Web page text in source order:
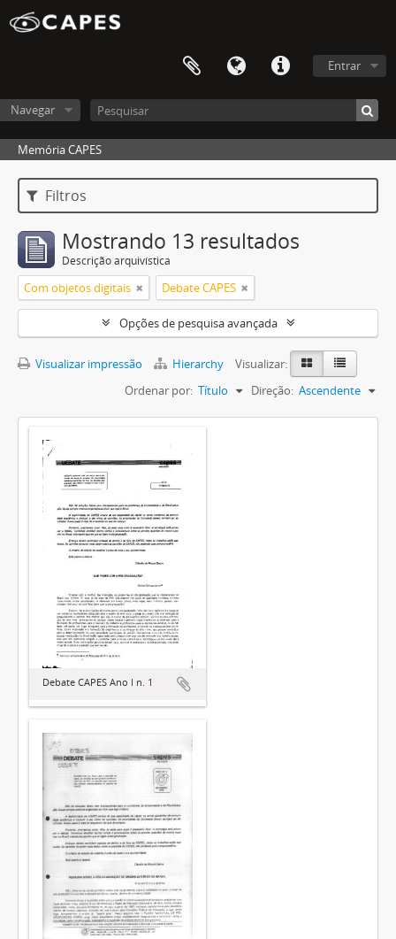
Entrar
Navegar
Memória CAPES
Filtros
Mostrando 13 resultados
Descrição arquivística
Com objetos digitais Debate CAPES
Opções de pesquisa avançada
Visualizar impressão Hierarchy
Visualizar:
Ordenar por: Título Direção: Ascendente
Debate CAPES Ano I n. 1